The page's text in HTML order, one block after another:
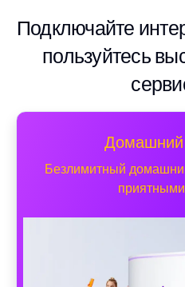
Подключайте
пользуйтесь
Домашний
Безлимитный